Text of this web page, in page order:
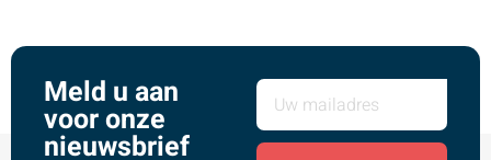
Meld u aan
voor onze
nieuwsbrief